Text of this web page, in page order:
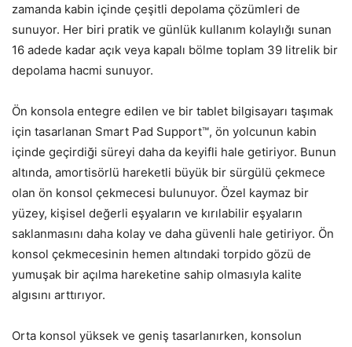
zamanda kabin içinde çeşitli depolama çözümleri de
sunuyor. Her biri pratik ve günlük kullanım kolaylığı sunan
16 adede kadar açık veya kapalı bölme toplam 39 litrelik bir
depolama hacmi sunuyor.
Ön konsola entegre edilen ve bir tablet bilgisayarı taşımak
için tasarlanan Smart Pad Support™, ön yolcunun kabin
içinde geçirdiği süreyi daha da keyifli hale getiriyor. Bunun
altında, amortisörlü hareketli büyük bir sürgülü çekmece
olan ön konsol çekmecesi bulunuyor. Özel kaymaz bir
yüzey, kişisel değerli eşyaların ve kırılabilir eşyaların
saklanmasını daha kolay ve daha güvenli hale getiriyor. Ön
konsol çekmecesinin hemen altındaki torpido gözü de
yumuşak bir açılma hareketine sahip olmasıyla kalite
algısını arttırıyor.
Orta konsol yüksek ve geniş tasarlanırken, konsolun